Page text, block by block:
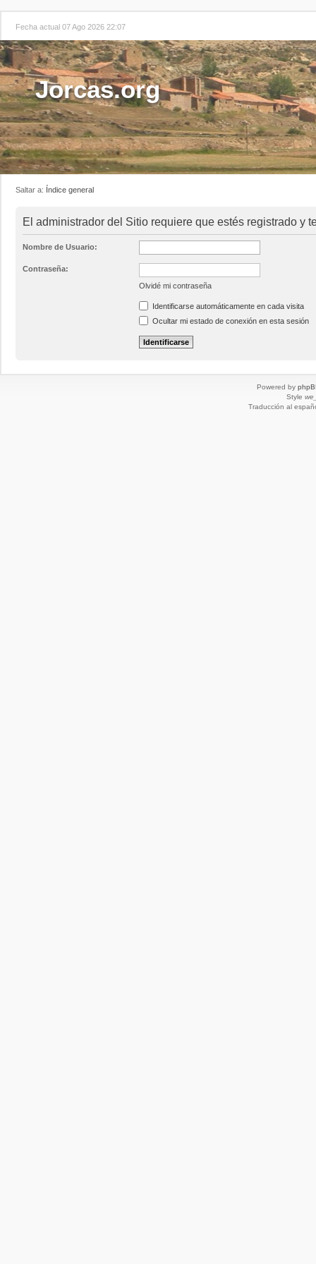
Fecha actual 07 Ago 2026 22:07
Jorcas.org
Saltar a: Índice general
El administrador del Sitio requiere que estés registrado y
Nombre de Usuario:
Contraseña:
Olvidé mi contraseña
Identificarse automáticamente en cada visita
Ocultar mi estado de conexión en esta sesión
Powered by
Style
Traducción al